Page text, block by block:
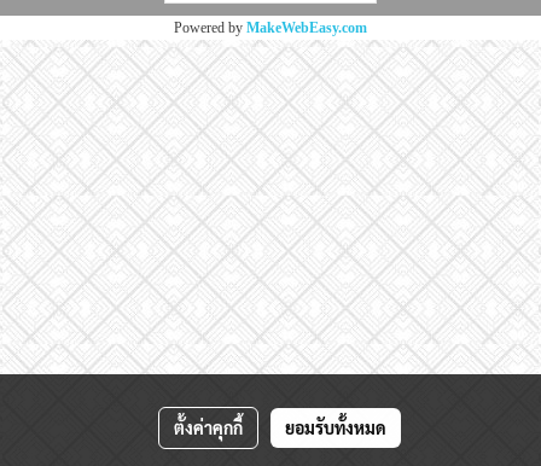
Powered by MakeWebEasy.com
ตั้งค่าคุกกี้ ยอมรับทั้งหมด